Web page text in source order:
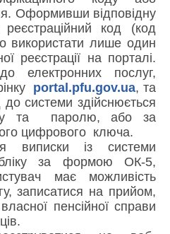
Оформивши відповідну
код (код
використати лише один
реєстрації на порталі.
електронних послуг,
portal.pfu.gov.ua, та
до системи здійснюється
та
паролю, або за
цифрового ключа.
виписки із системи
за формою ОК-5,
має можливість
записатися на прийом,
пенсійної справи